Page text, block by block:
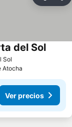
Sol
del SolVer
Atocha
Ver precios